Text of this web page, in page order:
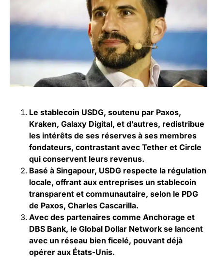
Le stablecoin USDG, soutenu par Paxos,
Kraken, Galaxy Digital, et d’autres, redistribue
les intérêts de ses réserves à ses membres
fondateurs, contrastant avec Tether et Circle
qui conservent leurs revenus.
Basé à Singapour, USDG respecte la régulation
locale, offrant aux entreprises un stablecoin
transparent et communautaire, selon le PDG
de Paxos, Charles Cascarilla.
Avec des partenaires comme Anchorage et
DBS Bank, le Global Dollar Network se lancent
avec un réseau bien ficelé, pouvant déjà
opérer aux États-Unis.